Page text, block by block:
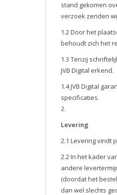
stand gekomen
verzoek zenden
1.2 Door het
behoudt zich het
1.3 Tenzij
JVB Digital erkend.
1.4 JVB Digital
specificaties.
Levering
2.1 Levering vindt
2.2 In het kader
andere
(doordat het
dan wel slechts